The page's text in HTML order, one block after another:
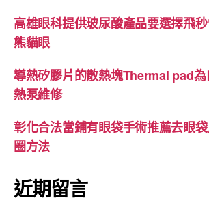
高雄眼科提供玻尿酸產品要選擇飛
熊貓眼
導熱矽膠片的散熱塊Thermal pad
熱泵維修
彰化合法當鋪有眼袋手術推薦去眼
圈方法
近期留言